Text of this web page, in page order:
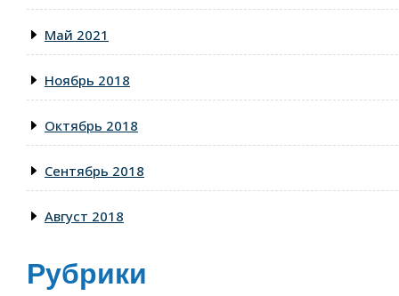
Май 2021
Ноябрь 2018
Октябрь 2018
Сентябрь 2018
Август 2018
Рубрики